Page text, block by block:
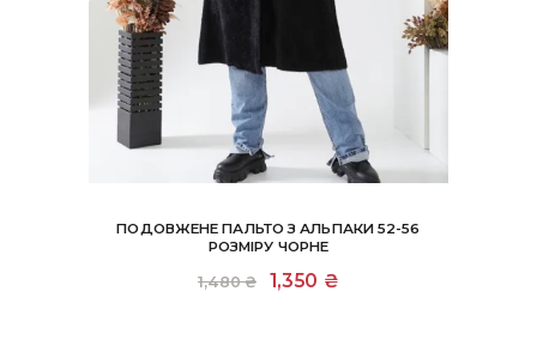
ПОДОВЖЕНЕ ПАЛЬТО З АЛЬПАКИ 52-56
РОЗМІРУ ЧОРНЕ
1,480₴
Оригінальна
1,350 ₴